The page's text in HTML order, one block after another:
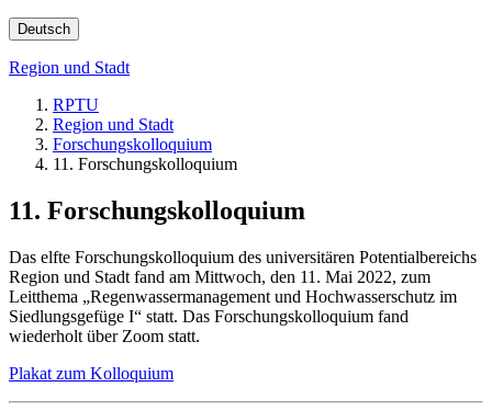
Deutsch
Region und Stadt
RPTU
Region und Stadt
Forschungskolloquium
11. Forschungskolloquium
11. Forschungskolloquium
Das elfte Forschungskolloquium des universitären Potentialbereichs
Region und Stadt fand am Mittwoch, den 11. Mai 2022, zum
Leitthema „Regenwassermanagement und Hochwasserschutz im
Siedlungsgefüge I“ statt. Das Forschungskolloquium fand
wiederholt über Zoom statt.
Plakat zum Kolloquium